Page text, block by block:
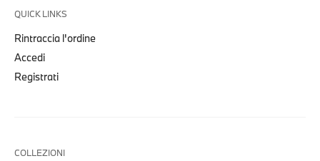
QUICK LINKS
Rintraccia l'ordine
Accedi
Registrati
COLLEZIONI